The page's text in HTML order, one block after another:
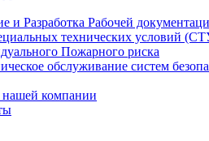
и Разработка Рабочей
технических условий
Пожарного риска
обслуживание систем
компании